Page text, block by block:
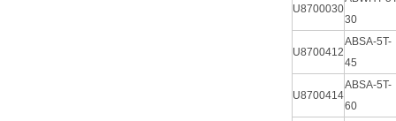
U8700030
30
U8700412
ABSA-5T-
45
U8700414
ABSA-5T-
60